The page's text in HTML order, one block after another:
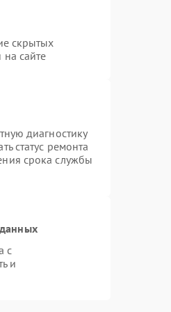
скрытых
сайте
диагностику
статус ремонта
срока службы
с
и